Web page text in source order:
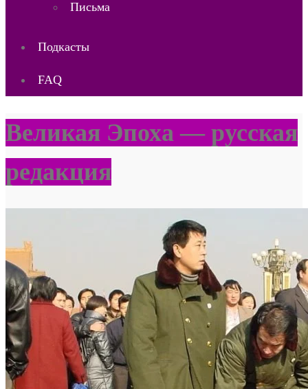
Письма
Подкасты
FAQ
Великая Эпоха — русская
редакция